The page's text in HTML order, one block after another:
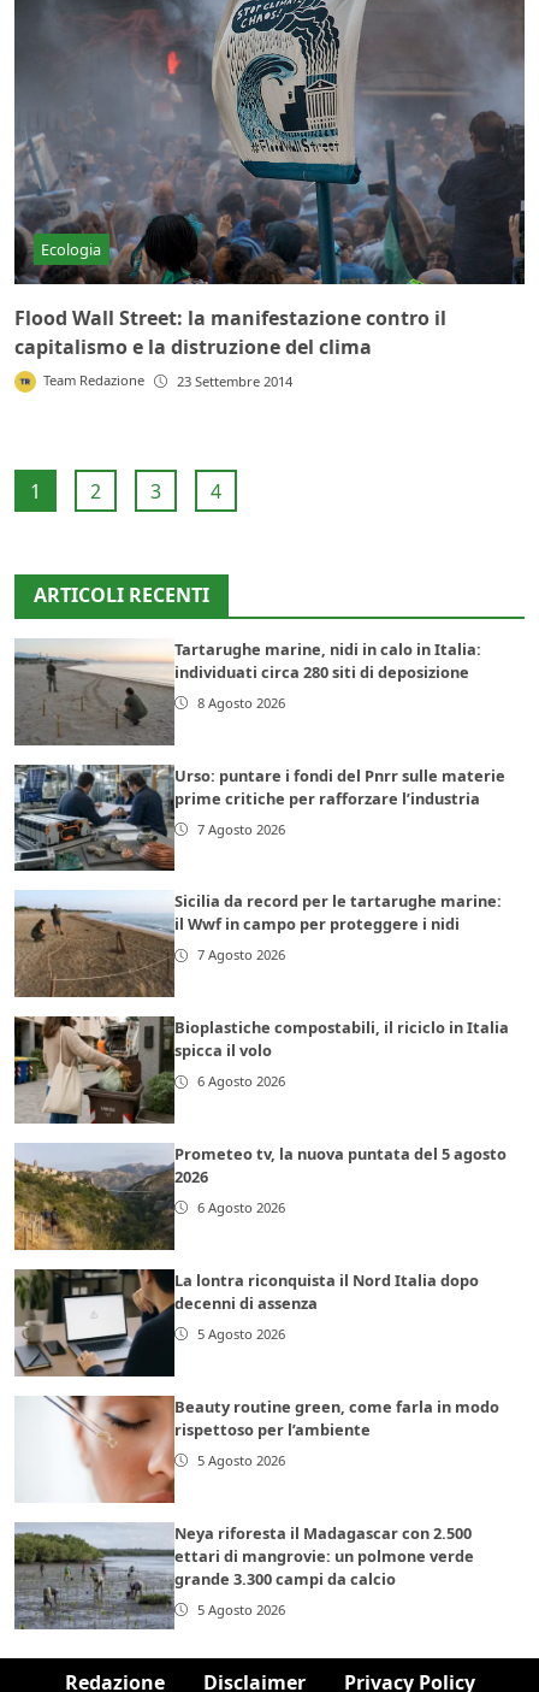
Ecologia
Flood Wall Street: la manifestazione contro il
capitalismo e la distruzione del clima
Team Redazione 23 Settembre 2014
1 2 3 4
ARTICOLI RECENTI
Tartarughe marine, nidi in calo in Italia:
individuati circa 280 siti di deposizione
8 Agosto 2026
Urso: puntare i fondi del Pnrr sulle materie
prime critiche per rafforzare l’industria
7 Agosto 2026
Sicilia da record per le tartarughe marine:
il Wwf in campo per proteggere i nidi
7 Agosto 2026
Bioplastiche compostabili, il riciclo in Italia
spicca il volo
6 Agosto 2026
Prometeo tv, la nuova puntata del 5 agosto
2026
6 Agosto 2026
La lontra riconquista il Nord Italia dopo
decenni di assenza
5 Agosto 2026
Beauty routine green, come farla in modo
rispettoso per l’ambiente
5 Agosto 2026
Neya riforesta il Madagascar con 2.500
ettari di mangrovie: un polmone verde
grande 3.300 campi da calcio
5 Agosto 2026
Redazione Disclaimer Privacy Policy